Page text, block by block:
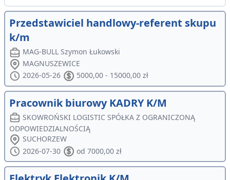
Przedstawiciel handlowy-referent skupu
k/m
MAG-BULL Szymon Łukowski
MAGNUSZEWICE
2026-05-26
5000,00 - 15000,00 zł
Pracownik biurowy KADRY K/M
SKOWROŃSKI LOGISTIC SPÓŁKA Z OGRANICZONĄ
ODPOWIEDZIALNOŚCIĄ
SUCHORZEW
2026-07-30
od 7000,00 zł